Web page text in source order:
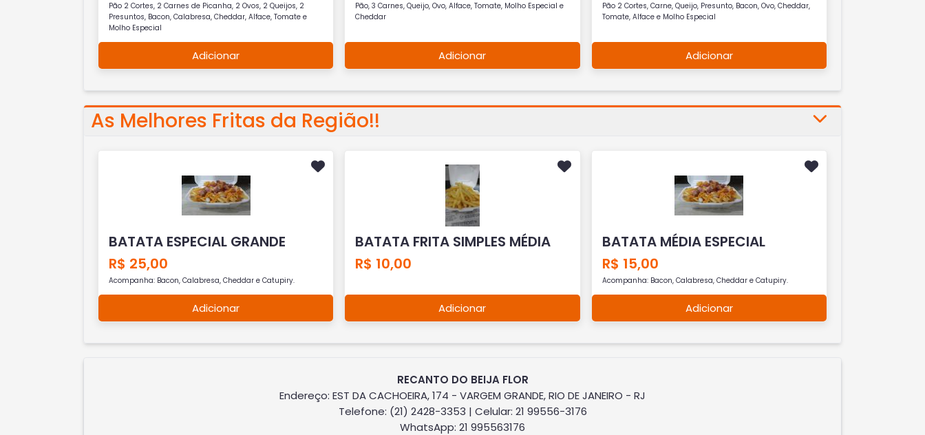
Pão 2 Cortes, 2 Carnes de Picanha, 2 Ovos, 2 Queijos, 2
Presuntos, Bacon, Calabresa, Cheddar, Alface, Tomate e
Molho Especial
Adicionar
Pão, 3 Carnes, Queijo, Ovo, Alface, Tomate, Molho Especial e
Cheddar
Adicionar
Pão 2 Cortes, Carne, Queijo, Presunto, Bacon, Ovo, Cheddar,
Tomate, Alface e Molho Especial
Adicionar
As Melhores Fritas da Região!!
BATATA ESPECIAL GRANDE
R$ 25,00
Acompanha: Bacon, Calabresa, Cheddar e Catupiry.
Adicionar
BATATA FRITA SIMPLES MÉDIA
R$ 10,00
Adicionar
BATATA MÉDIA ESPECIAL
R$ 15,00
Acompanha: Bacon, Calabresa, Cheddar e Catupiry.
Adicionar
RECANTO DO BEIJA FLOR
Endereço: EST DA CACHOEIRA, 174 - VARGEM GRANDE, RIO DE JANEIRO - RJ
Telefone: (21) 2428-3353 | Celular: 21 99556-3176
WhatsApp: 21 995563176